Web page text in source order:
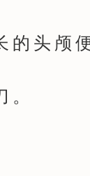
头颅便